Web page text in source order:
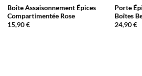
Boîte Assaisonnement Épices
Compartimentée Rose
15,90€
Porte
Boîtes
24,90€